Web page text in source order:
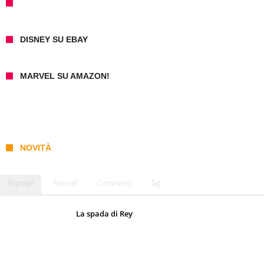
DISNEY SU EBAY
MARVEL SU AMAZON!
NOVITÀ
Popolari Recenti Commenti Tag
La spada di Rey